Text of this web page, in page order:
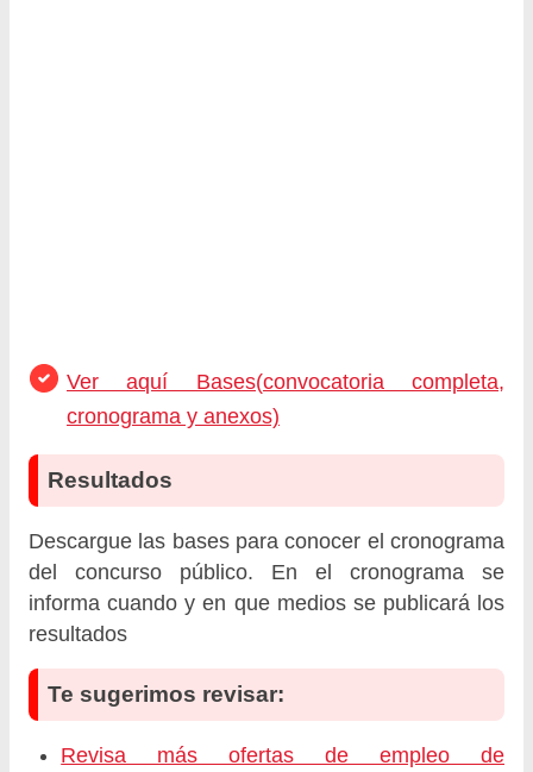
Ver aquí Bases(convocatoria completa,
cronograma y anexos)
Resultados
Descargue las bases para conocer el cronograma
del concurso público. En el cronograma se
informa cuando y en que medios se publicará los
resultados
Te sugerimos revisar:
Revisa más ofertas de empleo de